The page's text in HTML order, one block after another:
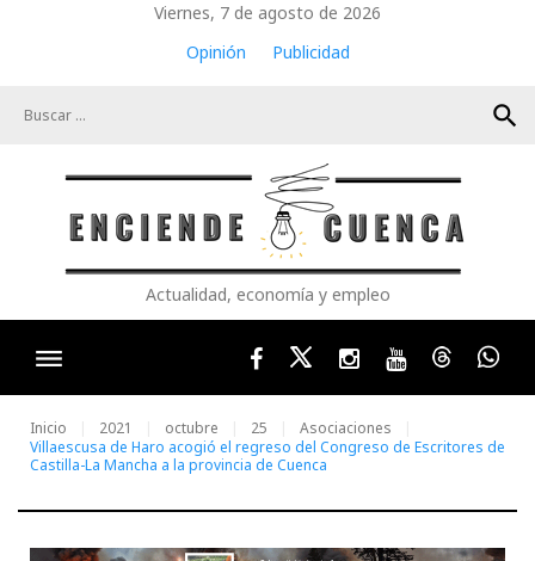
Viernes, 7 de agosto de 2026
Opinión
Publicidad
search
Actualidad, economía y empleo
FacebookTwitterInstagram
YoutubeThreads
Inicio 2021 octubre 25
Asociaciones
Villaescusa de Haro acogió el regreso del Congreso de Escritores de
Castilla-La Mancha a la provincia de Cuenca